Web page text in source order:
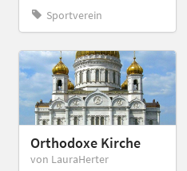
Sportverein
Orthodoxe Kirche
von LauraHerter